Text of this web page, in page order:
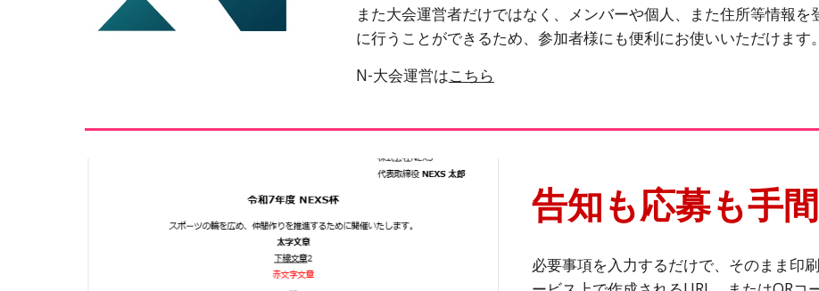
また大会運営者だけではなく、メンバーや個人、また住所等情報
に行うことができるため、参加者様にも便利にお使いいただけます。
N-大会運営はこちら
告知も応募も手
必要事項を入力するだけで、そのまま印